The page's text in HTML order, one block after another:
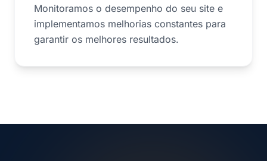
Monitoramos o desempenho do seu site e
implementamos melhorias constantes para
garantir os melhores resultados.